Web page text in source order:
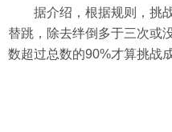
据介绍，根据规则，挑
替跳，除去绊倒多于三次或
数超过总数的90%才算挑战成